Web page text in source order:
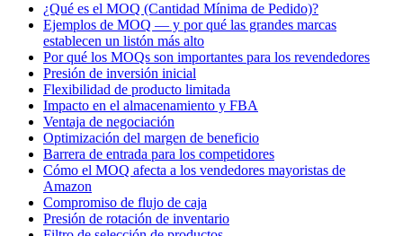
¿Qué es el MOQ (Cantidad Mínima de Pedido)?
Ejemplos de MOQ — y por qué las grandes marcas
establecen un listón más alto
Por qué los MOQs son importantes para los revendedores
Presión de inversión inicial
Flexibilidad de producto limitada
Impacto en el almacenamiento y FBA
Ventaja de negociación
Optimización del margen de beneficio
Barrera de entrada para los competidores
Cómo el MOQ afecta a los vendedores mayoristas de
Amazon
Compromiso de flujo de caja
Presión de rotación de inventario